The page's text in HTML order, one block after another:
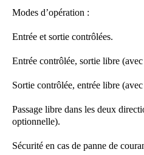
Modes d’opération :
Entrée et sortie contrôlées.
Entrée contrôlée, sortie libre
Sortie contrôlée, entrée libre
Passage libre dans les deux
optionnelle).
Sécurité en cas de panne de